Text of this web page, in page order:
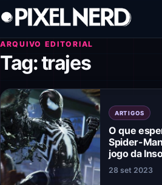
Pular para o conteúdo
ARQUIVO EDITORIAL
Tag:trajes
ARTIGOS
O que
Spider-
jogo da
28 set 2023